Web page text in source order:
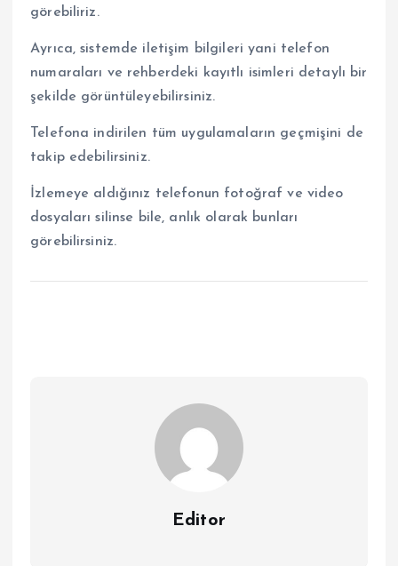
görebiliriz.
Ayrıca, sistemde iletişim bilgileri yani telefon
numaraları ve rehberdeki kayıtlı isimleri detaylı bir
şekilde görüntüleyebilirsiniz.
Telefona indirilen tüm uygulamaların geçmişini de
takip edebilirsiniz.
İzlemeye aldığınız telefonun fotoğraf ve video
dosyaları silinse bile, anlık olarak bunları
görebilirsiniz.
Editor